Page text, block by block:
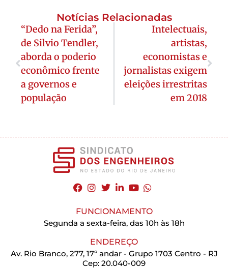
Notícias Relacionadas
“Dedo na Ferida”,
de Silvio Tendler,
aborda o poderio
econômico frente
a governos e
população
Intelectuais,
artistas,
economistas e
jornalistas exigem
eleições irrestritas
em 2018
FUNCIONAMENTO
Segunda a sexta-feira, das 10h às 18h
ENDEREÇO
Av. Rio Branco, 277, 17º andar - Grupo 1703 Centro - RJ
Cep: 20.040-009